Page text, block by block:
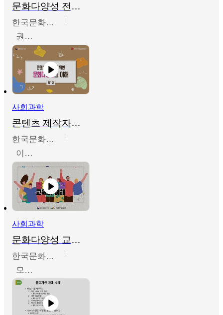
문화다양성 전문인력 양성 기본과정 - 문화다양성의 이해
한국문화예술교육진흥원
권숙인 외 8명
사회과학
콘텐츠 제작자를 위한 문화다양성의 이해
한국문화예술교육진흥원
이성민
사회과학
문화다양성 교육의 이해
한국문화예술교육진흥원
모경환,성상환,정문성